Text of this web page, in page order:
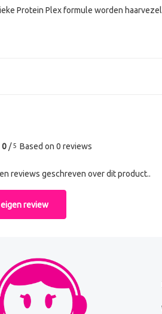
Protein Plex formule worden
0 /5 Based on 0 reviews
reviews geschreven over dit product..
review